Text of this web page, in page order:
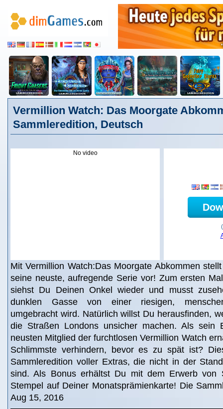
Vermillion Watch: Das Moorgate
Sammleredition, Deutsch
No video
Mit Vermillion Watch:Das Moorgate Abkommen
seine neuste, aufregende Serie vor! Zum ersten
siehst Du Deinen Onkel wieder und musst
dunklen Gasse von einer riesigen,
umgebracht wird. Natürlich willst Du herausfinden,
die Straßen Londons unsicher machen. Als sein
neusten Mitglied der furchtlosen Vermillion Watch
Schlimmste verhindern, bevor es zu spät ist?
Sammleredition voller Extras, die nicht in der
sind. Als Bonus erhältst Du mit dem Erwerb von
Stempel auf Deiner Monatsprämienkarte! Die
Aug 15, 2016